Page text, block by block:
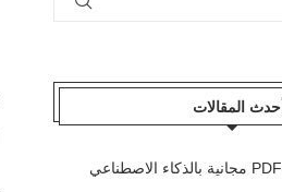
أحدث المقالات
أفضل 5 مواقع تلخيص PDF مجانية بالذكاء الاصطناعي